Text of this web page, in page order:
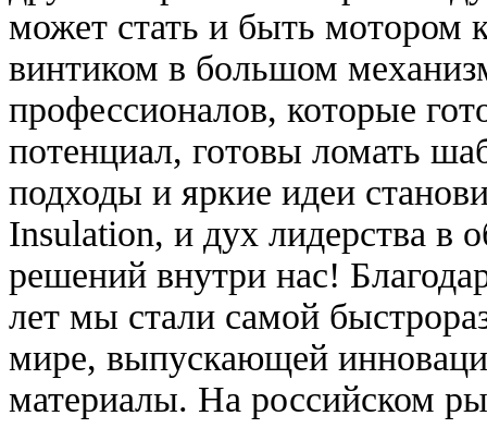
может стать и быть мотором
винтиком в большом
профессионалов, которые
потенциал, готовы ломать
подходы и яркие идеи
Insulation, и дух лидерства в
решений внутри нас!
лет мы стали самой
мире, выпускающей
материалы. На российском